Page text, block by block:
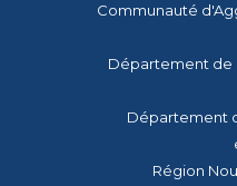
Communauté
Département de
Département
Région